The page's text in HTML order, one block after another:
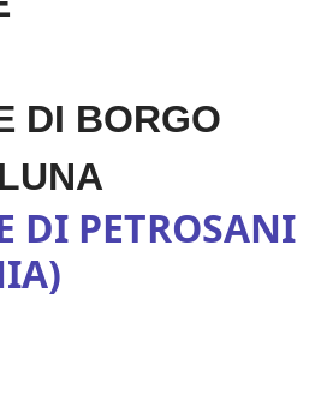
DI BORGO
DI PETROSANI